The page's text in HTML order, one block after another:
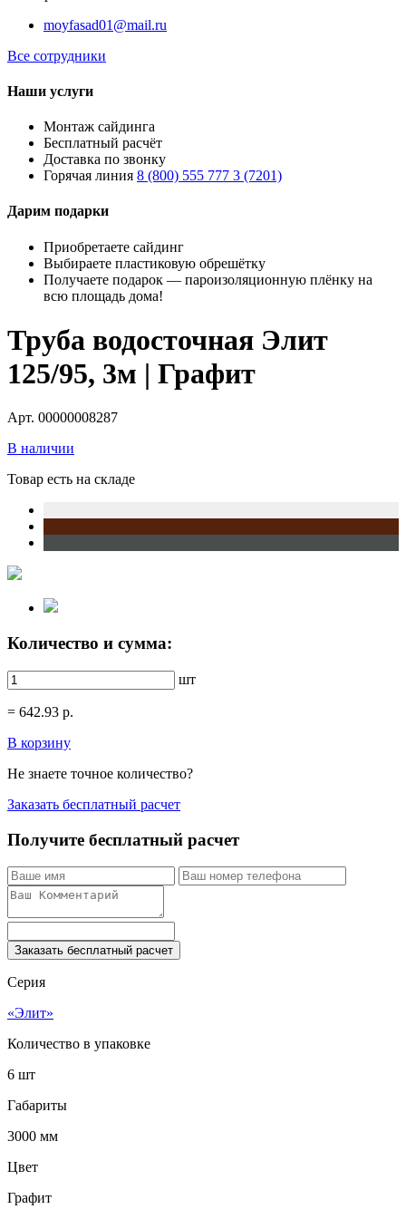
moyfasad01@mail.ru
Все сотрудники
Наши услуги
Монтаж сайдинга
Бесплатный расчёт
Доставка по звонку
Горячая линия 8 (800) 555 777 3 (7201)
Дарим подарки
Приобретаете сайдинг
Выбираете пластиковую обрешётку
Получаете подарок — пароизоляционную плёнку на
всю площадь дома!
Труба водосточная Элит
125/95, 3м | Графит
Арт. 00000008287
В наличии
Товар есть на складе
Количество и сумма:
шт
= 642.93 р.
В корзину
Не знаете точное количество?
Заказать бесплатный расчет
Получите бесплатный расчет
Заказать бесплатный расчет
Серия
«Элит»
Количество в упаковке
6 шт
Габариты
3000 мм
Цвет
Графит